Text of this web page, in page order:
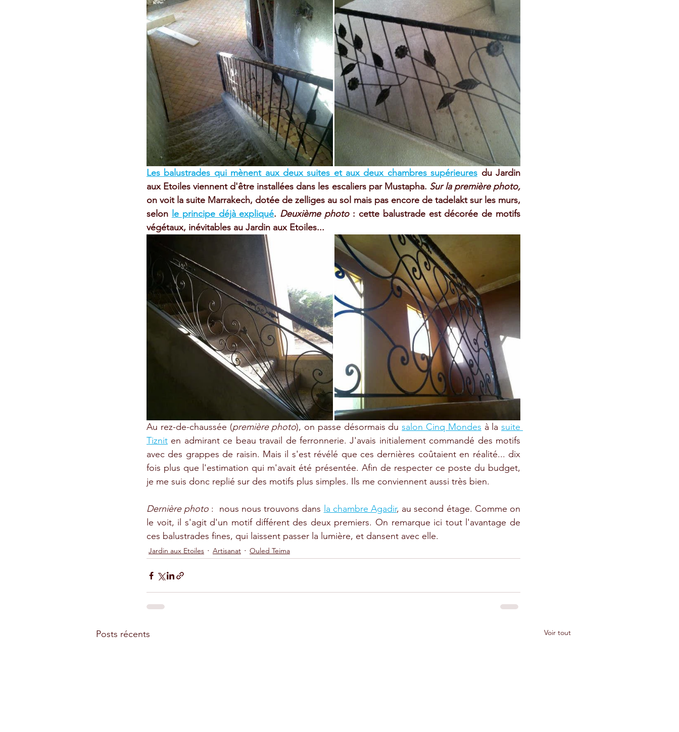
Jardins d'Agadir Ouarzazate Taghazout Tafraout
Les balustrades qui mènent aux deux suites et aux deux chambres supérieures du Jardin
aux Etoiles viennent d'être installées dans les escaliers par Mustapha. Sur la première photo,
on voit la suite Marrakech, dotée de zelliges au sol mais pas encore de tadelakt sur les murs,
selon le principe déjà expliqué. Deuxième photo : cette balustrade est décorée de motifs
végétaux, inévitables au Jardin aux Etoiles...
Au rez-de-chaussée (première photo), on passe désormais du salon Cinq Mondes à la suite
Tiznit en admirant ce beau travail de ferronnerie. J'avais initialement commandé des motifs
avec des grappes de raisin. Mais il s'est révélé que ces dernières coûtaient en réalité... dix
fois plus que l'estimation qui m'avait été présentée. Afin de respecter ce poste du budget,
je me suis donc replié sur des motifs plus simples. Ils me conviennent aussi très bien.
Dernière photo :  nous nous trouvons dans la chambre Agadir, au second étage. Comme on
le voit, il s'agit d'un motif différent des deux premiers. On remarque ici tout l'avantage de
ces balustrades fines, qui laissent passer la lumière, et dansent avec elle.
Jardin aux Etoiles Artisanat Ouled Teima
Posts récents Voir tout